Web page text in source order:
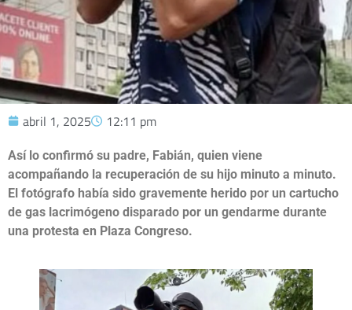
abril 1, 2025 12:11 pm
Así lo confirmó su padre, Fabián, quien viene
acompañando la recuperación de su hijo minuto a minuto.
El fotógrafo había sido gravemente herido por un cartucho
de gas lacrimógeno disparado por un gendarme durante
una protesta en Plaza Congreso.